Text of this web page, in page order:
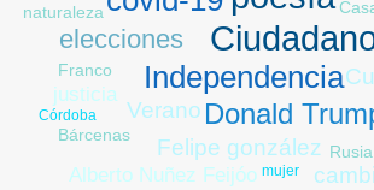
Independencia
Donald
elecciones
Felipe gonzález
Verano
Alberto Nuñez Feijóo
justicia
naturaleza
Bárcenas
Franco
Rusia
Córdoba
mujer